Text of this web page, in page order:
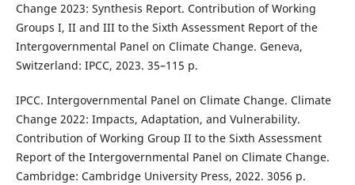
Change 2023: Synthesis Report. Contribution of Working
Groups I, II and III to the Sixth Assessment Report of the
Intergovernmental Panel on Climate Change. Geneva,
Switzerland: IPCC, 2023. 35–115 p.
IPCC. Intergovernmental Panel on Climate Change. Climate
Change 2022: Impacts, Adaptation, and Vulnerability.
Contribution of Working Group II to the Sixth Assessment
Report of the Intergovernmental Panel on Climate Change.
Cambridge: Cambridge University Press, 2022. 3056 p.